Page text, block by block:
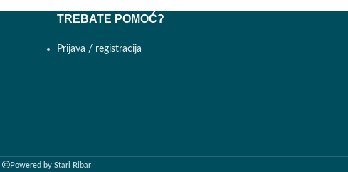
TREBATE POMOĆ?
Prijava / registracija
Powered by Stari Ribar